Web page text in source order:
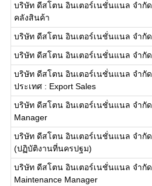
บริษัท ดีสโตน อินเตอร์เนชั่นแนล จำกัด
คลังสินค้า
บริษัท ดีสโตน อินเตอร์เนชั่นแนล จำกัด
บริษัท ดีสโตน อินเตอร์เนชั่นแนล จำกัด
บริษัท ดีสโตน อินเตอร์เนชั่นแนล จำกัด
ประเทศ : Export Sales
บริษัท ดีสโตน อินเตอร์เนชั่นแนล จำกัด
Manager
บริษัท ดีสโตน อินเตอร์เนชั่นแนล จำกัด
(ปฏิบัติงานที่นครปฐม)
บริษัท ดีสโตน อินเตอร์เนชั่นแนล จำกัด
Maintenance Manager